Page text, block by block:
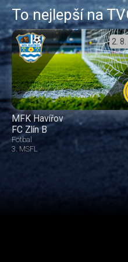
To nejlepší na
2. 8.
MFK Havířov
FC Zlín B
Fotbal
3. MSFL